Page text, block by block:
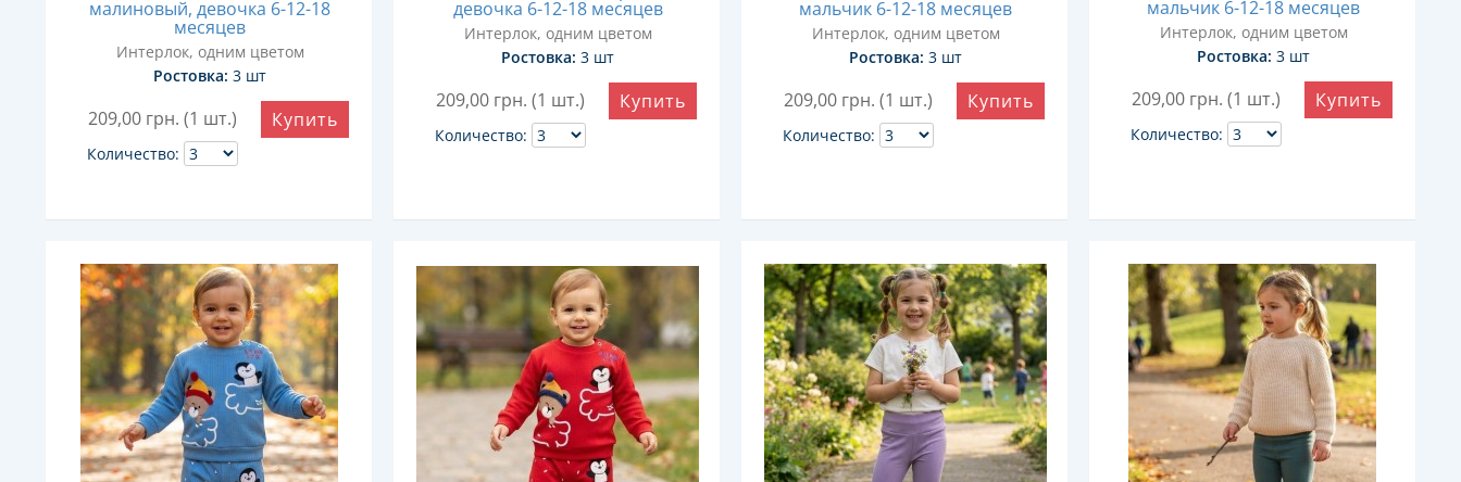
малиновый, девочка 6-12-18
месяцев
Интерлок, одним цветом
Ростовка: 3 шт
209,00 грн. (1 шт.)
Количество:
Купить
девочка 6-12-18 месяцев
Интерлок, одним цветом
Ростовка: 3 шт
209,00 грн. (1 шт.)
Количество:
Купить
мальчик 6-12-18 месяцев
Интерлок, одним цветом
Ростовка: 3 шт
209,00 грн. (1 шт.)
Количество:
Купить
мальчик 6-12-18 месяцев
Интерлок, одним цветом
Ростовка: 3 шт
209,00 грн. (1 шт.)
Количество:
Купить